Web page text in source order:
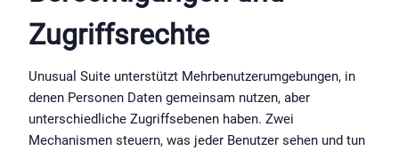
Zugriffsrechte
Unusual Suite unterstützt Mehrbenutzerumgebungen, in
denen Personen Daten gemeinsam nutzen, aber
unterschiedliche Zugriffsebenen haben. Zwei
Mechanismen steuern, was jeder Benutzer sehen und tun